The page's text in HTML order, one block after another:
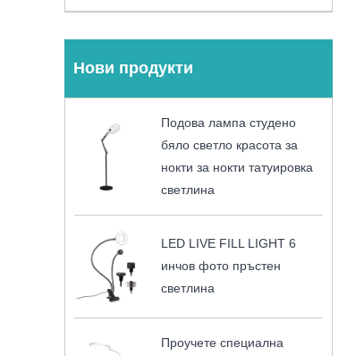
Нови продукти
Подова лампа студено
бяло светло красота за
нокти за нокти татуировка
светлина
LED LIVE FILL LIGHT 6
инчов фото пръстен
светлина
Проучете специална